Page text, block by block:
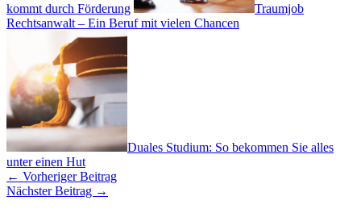
kommt durch Förderung
Traumjob
Rechtsanwalt – Ein Beruf mit vielen Chancen
Duales Studium: So bekommen Sie alles
unter einen Hut
← Vorheriger Beitrag
Nächster Beitrag →